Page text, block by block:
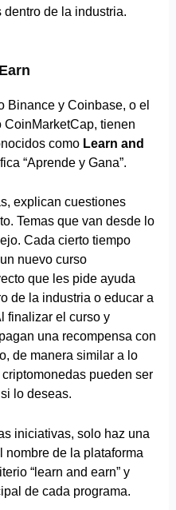
de la industria.
Binance y Coinbase, o el
tienen
como Learn and
“Aprende y Gana”.
explican cuestiones
Temas que van desde lo
Cada cierto tiempo
nuevo curso
que les pide ayuda
de la industria o educar a
finalizar el curso y
una recompensa con
de manera similar a lo
pueden ser
lo deseas.
iniciativas, solo haz una
nombre de la plataforma
“learn and earn” y
de cada programa.